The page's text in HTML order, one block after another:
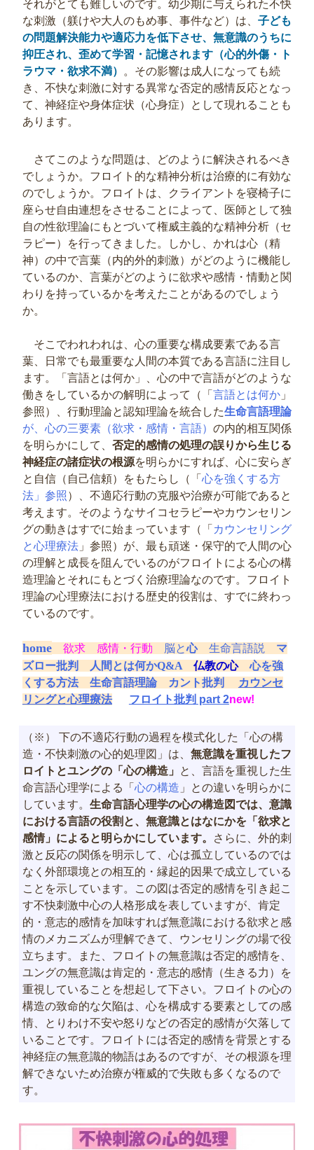
それがとても難しいのです。幼少期に与えられた不快
な刺激（躾けや大人のもめ事、事件など）は、 子ども
の問題解決能力や適応力を低下させ、無意識のうちに
抑圧され、歪めて学習・記憶されます（心的外傷・ト
ラウマ・欲求不満）
。その影響は成人になっても続
き、不快な刺激に対する異常な否定的感情反応となっ
て、神経症や身体症状（心身症）として現れることも
あります。
さてこのような問題は、どのように解決されるべき
でしょうか。フロイト的な精神分析は治療的に有効な
のでしょうか。フロイトは、クライアントを寝椅子に
座らせ自由連想をさせることによって、医師として独
自の性欲理論にもとづいて権威主義的な精神分析（セ
ラピー）を行ってきました。しかし、かれは心（精
神）の中で言葉（内的外的刺激）がどのように機能し
ているのか、言葉がどのように欲求や感情・情動と関
わりを持っているかを考えたことがあるのでしょう
か。
そこでわれわれは、心の重要な構成要素である言
葉、日常でも最重要な人間の本質である言語に注目し
ます。「言語とは何か」、心の中で言語がどのような
働きをしているかの解明によって（「 言語とは何か」
参照）、行動理論と認知理論を統合した生命言語理論
が、心の三要素（欲求・感情・言語） の内的相互関係
を明らかにして、 否定的感情の処理の誤りから生じる
神経症の諸症状の根源を明らかにすれば、心に安らぎ
と自信（自己信頼）をもたらし（「 心を強くする方
法」参照 ）、不適応行動の克服や治療が可能であると
考えます。そのようなサイコセラピーやカウンセリン
グの動きはすでに始まっています（「 カウンセリング
と心理療法」参照）が、最も頑迷・保守的で人間の心
の理解と成長を阻んでいるのがフロイトによる心の構
造理論とそれにもとづく治療理論なのです。フロイト
理論の心理療法における歴史的役割は、すでに終わっ
ているのです。
home 欲求 感情・行動 脳と心 生命言語説
マ
ズロー批判
人間とは何かQ&A 仏教の心
心を強
くする方法
生命言語理論 カント批判
カウンセ
リングと心理療法
フロイト批判 part 2new!
（※） 下の不適応行動の過程を模式化した「心の構
造・不快刺激の心的処理図」は、 無意識を重視したフ
ロイトとユングの「心の構造」 と、言語を重視した生
命言語心理学による「 心の構造 」との違いを明らかに
しています。 生命言語心理学の心の構造図では、意識
における言語の役割と、 無意識とはなにかを「 欲求と
感情」によると明らかにしています。
さらに、外的刺
激と反応の関係を明示して、心は孤立しているのでは
なく外部環境との相互的・縁起的因果で成立している
ことを示しています。この図は否定的感情を引き起こ
す不快刺激中心の人格形成を表していますが、肯定
的・意志的感情を加味すれば無意識における欲求と感
情のメカニズムが理解できて、ウンセリングの場で役
立ちます。また、フロイトの無意識は否定的感情を、
ユングの無意識は肯定的・意志的感情（生きる力）を
重視していることを想起して下さい。フロイトの心の
構造の致命的な欠陥は、心を構成する要素としての感
情、とりわけ不安や怒りなどの否定的感情が欠落して
いることです。フロイトには否定的感情を背景とする
神経症の無意識的物語はあるのですが、その根源を理
解できないため治療が権威的で失敗も多くなるので
す。